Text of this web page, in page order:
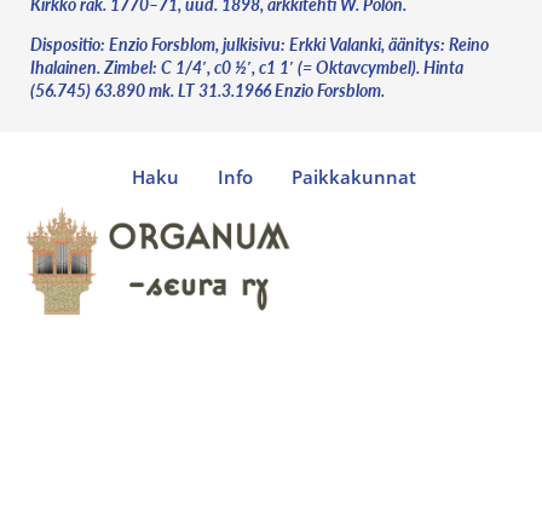
Dispositio: Enzio Forsblom, julkisivu: Erkki Valanki, äänitys: Reino
Ihalainen. Zimbel: C 1/4′, c0 ½′, c1 1′ (= Oktavcymbel). Hinta
(56.745) 63.890 mk. LT 31.3.1966 Enzio Forsblom.
Haku Info Paikkakunnat